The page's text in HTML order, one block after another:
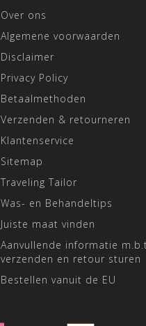
Over ons
Algemene voorwaarden
Disclaimer
Privacy Policy
Betaalmethoden
Verzenden & retourneren
Klantenservice
Sitemap
Traveling Tailor
Was- en Behandeltips
Juiste maat vinden
Aanvullende informatie
verzenden en retour sturen
Bestellen vanuit de EU